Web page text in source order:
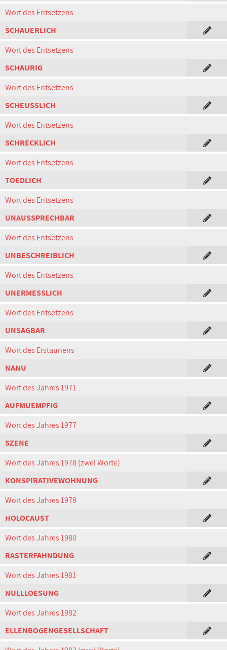
Wort des Entsetzens
SCHAUERLICH
Wort des Entsetzens
SCHAURIG
Wort des Entsetzens
SCHEUSSLICH
Wort des Entsetzens
SCHRECKLICH
Wort des Entsetzens
TOEDLICH
Wort des Entsetzens
UNAUSSPRECHBAR
Wort des Entsetzens
UNBESCHREIBLICH
Wort des Entsetzens
UNERMESSLICH
Wort des Entsetzens
UNSAGBAR
Wort des Erstaunens
NANU
Wort des Jahres 1971
AUFMUEMPFIG
Wort des Jahres 1977
SZENE
Wort des Jahres 1978 (zwei Worte)
KONSPIRATIVEWOHNUNG
Wort des Jahres 1979
HOLOCAUST
Wort des Jahres 1980
RASTERFAHNDUNG
Wort des Jahres 1981
NULLLOESUNG
Wort des Jahres 1982
ELLENBOGENGESELLSCHAFT